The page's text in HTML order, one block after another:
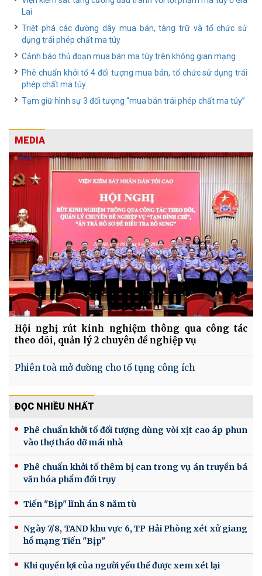
Lai
Triệt phá các đường dây mua bán, tàng trữ và tổ chức sử
dụng trái phép chất ma túy
Cảnh báo thủ đoạn mua bán ma túy trên không gian mạng
Phê chuẩn khởi tố 4 đối tượng mua bán, tổ chức sử dụng trái
phép chất ma túy
Tạm giữ hình sự 3 đối tượng “mua bán trái phép chất ma túy”
MEDIA
Hội nghị rút kinh nghiệm thông qua công tác
theo dõi, quản lý 2 chuyên đề nghiệp vụ
Phiên toà mở đường cho tố tụng công ích
ĐỌC NHIỀU NHẤT
Phê chuẩn khởi tố đối tượng dùng vòi xịt cao áp phun
vào thợ tháo dỡ mái nhà
Phê chuẩn khởi tố thêm bị can trong vụ án truyền bá
văn hóa phẩm đồi trụy
Tiến "Bịp" lĩnh án 8 năm tù
Ngày 7/8, TAND khu vực 6, TP Hải Phòng xét xử giang
hồ mạng Tiến "Bịp"
Khi quyền lợi của người yếu thế được xem xét lại